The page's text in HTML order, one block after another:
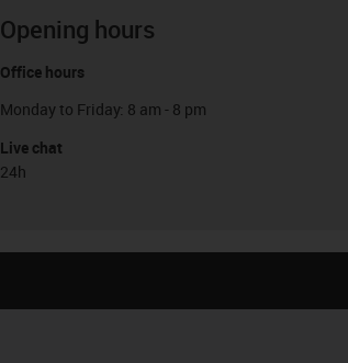
Opening hours
Office hours
Monday to Friday: 8 am - 8 pm
Live chat
24h